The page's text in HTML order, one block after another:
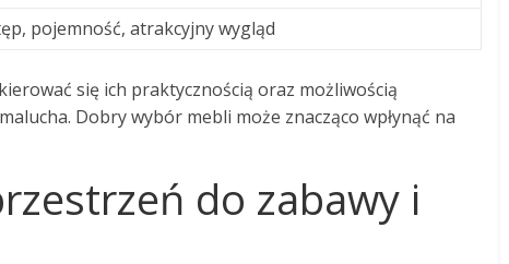
pojemność, atrakcyjny wygląd
się ich praktycznością oraz możliwością
Dobry wybór mebli może znacząco wpłynąć na
do zabawy i